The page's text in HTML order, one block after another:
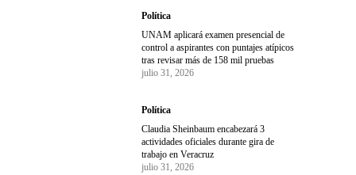
Política
UNAM aplicará examen presencial de
control a aspirantes con puntajes atípicos
tras revisar más de 158 mil pruebas
julio 31, 2026
Política
Claudia Sheinbaum encabezará 3
actividades oficiales durante gira de
trabajo en Veracruz
julio 31, 2026